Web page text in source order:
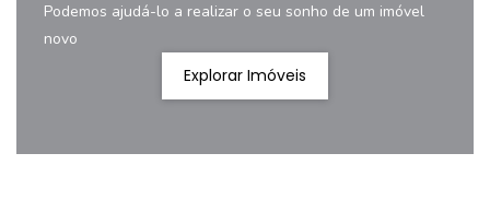
Podemos ajudá-lo a realizar o seu sonho de um imóvel
novo
Explorar Imóveis